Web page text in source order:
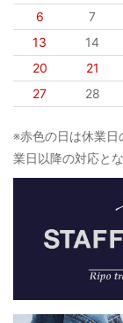
6
7
13
14
20
21
27
28
※赤色の日は休業
業日以降の対応とな